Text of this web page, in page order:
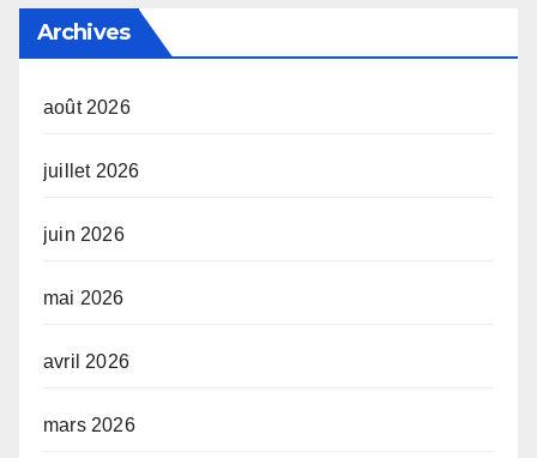
Archives
août 2026
juillet 2026
juin 2026
mai 2026
avril 2026
mars 2026